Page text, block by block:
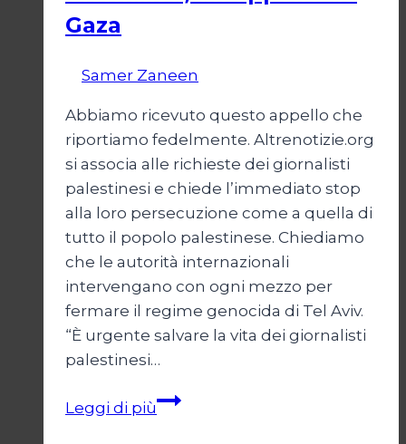
Gaza
Samer Zaneen
Abbiamo ricevuto questo appello che
riportiamo fedelmente. Altrenotizie.org
si associa alle richieste dei giornalisti
palestinesi e chiede l’immediato stop
alla loro persecuzione come a quella di
tutto il popolo palestinese. Chiediamo
che le autorità internazionali
intervengano con ogni mezzo per
fermare il regime genocida di Tel Aviv.
“È urgente salvare la vita dei giornalisti
palestinesi…
Leggi di piùGiornalisti,